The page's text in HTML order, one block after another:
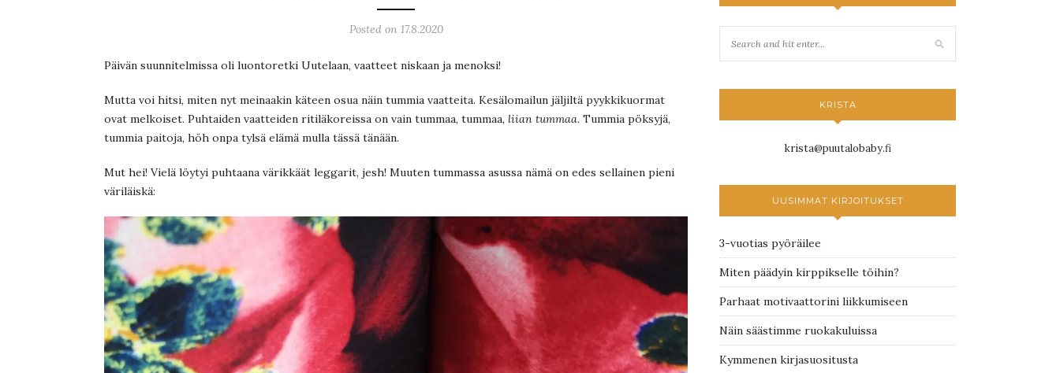
Posted on 17.8.2020
Päivän suunnitelmissa oli luontoretki Uutelaan, vaatteet niskaan ja menoksi!
Mutta voi hitsi, miten nyt meinaakin käteen osua näin tummia vaatteita. Kesälomailun jäljiltä pyykkikuormat
ovat melkoiset. Puhtaiden vaatteiden ritiläkoreissa on vain tummaa, tummaa, liian tummaa. Tummia pöksyjä,
tummia paitoja, höh onpa tylsä elämä mulla tässä tänään.
Mut hei! Vielä löytyi puhtaana värikkäät leggarit, jesh! Muuten tummassa asussa nämä on edes sellainen pieni
väriläiskä:
KRISTA
krista@puutalobaby.fi
UUSIMMAT KIRJOITUKSET
3-vuotias pyöräilee
Miten päädyin kirppikselle töihin?
Parhaat motivaattorini liikkumiseen
Näin säästimme ruokakuluissa
Kymmenen kirjasuositusta